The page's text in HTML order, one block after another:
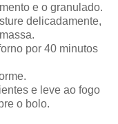
e o granulado.
delicadamente,
por 40 minutos
e leve ao fogo
o bolo.